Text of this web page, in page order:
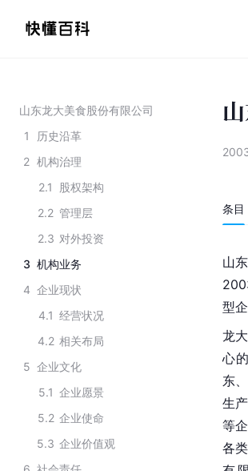
山东龙大美食股份有限公司
1
历史沿革
2 机构治理
2.1
股权架构
2.2 管理层
2.3 对外投资
3 机构业务
4 企业现状
4.1 经营状况
4.2 相关布局
5 企业文化
5.1 企业愿景
5.2 企业使命
5.3 企业价值观
条目
山
型企
龙
心
东
生
等
各